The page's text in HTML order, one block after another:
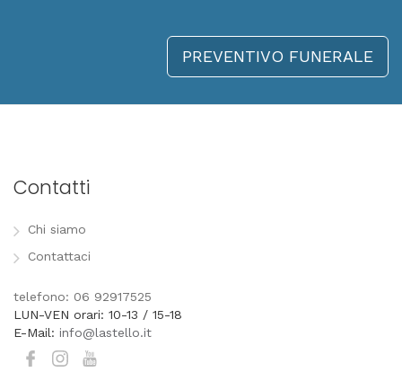
PREVENTIVO FUNERALE
Contatti
Chi siamo
Contattaci
telefono: 06 92917525
LUN-VEN orari: 10-13 / 15-18
E-Mail: info@lastello.it